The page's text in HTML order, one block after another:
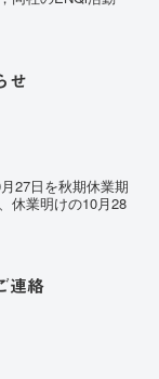
せ
27日を秋期休業期
休業明けの10月28
連絡